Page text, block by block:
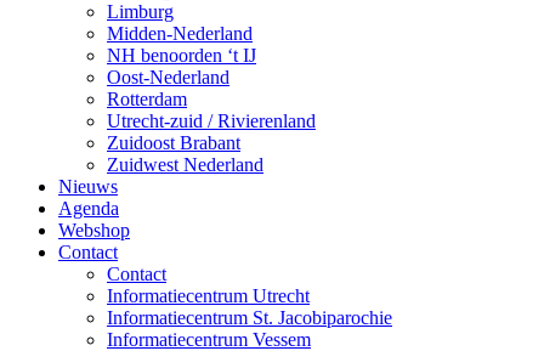
Limburg
Midden-Nederland
NH benoorden ‘t IJ
Oost-Nederland
Rotterdam
Utrecht-zuid / Rivierenland
Zuidoost Brabant
Zuidwest Nederland
Nieuws
Agenda
Webshop
Contact
Contact
Informatiecentrum Utrecht
Informatiecentrum St. Jacobiparochie
Informatiecentrum Vessem